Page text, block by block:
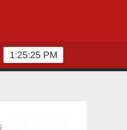
1:25:26 PM